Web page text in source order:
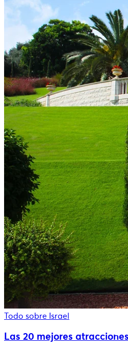
Todo sobre Israel
Las 20 mejores